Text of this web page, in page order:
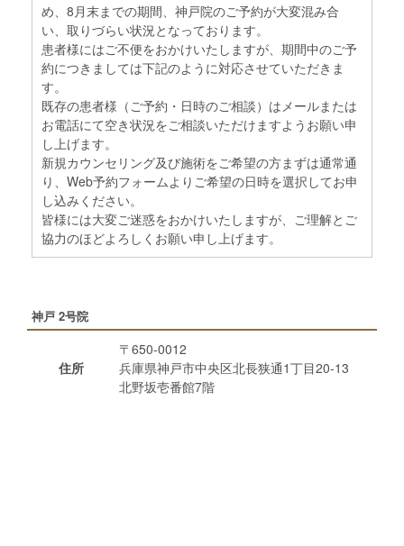
め、8月末までの期間、神戸院のご予約が大変混み合
い、取りづらい状況となっております。
患者様にはご不便をおかけいたしますが、期間中のご予
約につきましては下記のように対応させていただきま
す。
既存の患者様（ご予約・日時のご相談）はメールまたは
お電話にて空き状況をご相談いただけますようお願い申
し上げます。
新規カウンセリング及び施術をご希望の方まずは通常通
り、Web予約フォームよりご希望の日時を選択してお申
し込みください。
皆様には大変ご迷惑をおかけいたしますが、ご理解とご
協力のほどよろしくお願い申し上げます。
神戸 2号院
住所
〒650-0012
兵庫県神戸市中央区北長狭通1丁目20-13
北野坂壱番館7階